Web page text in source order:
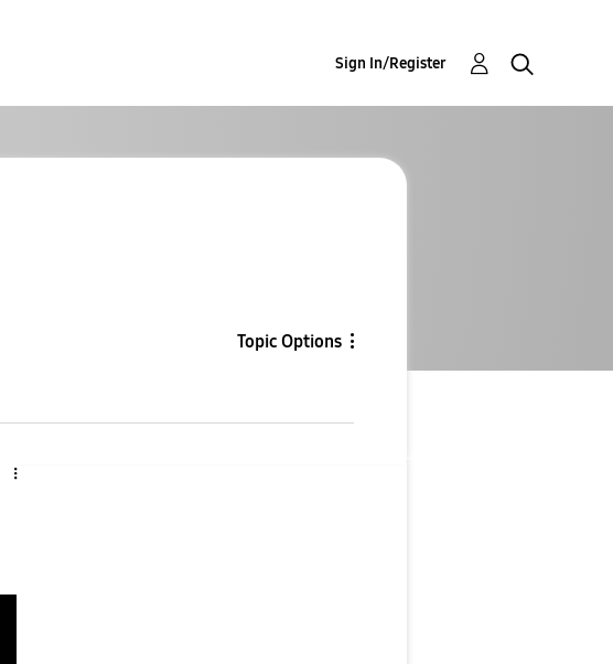
Sign In/Register
Topic Options